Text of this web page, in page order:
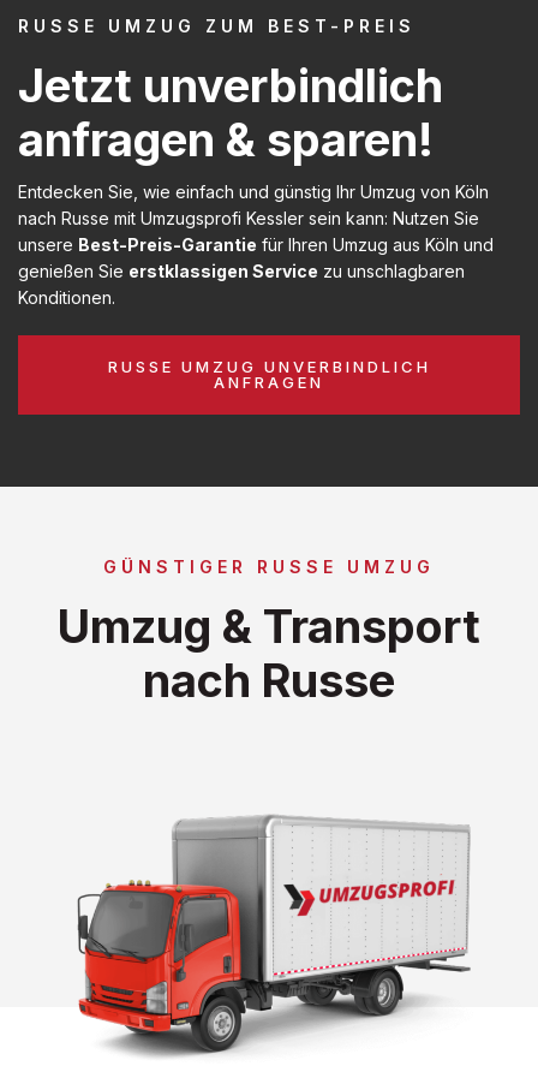
RUSSE UMZUG ZUM BEST-PREIS
Jetzt unverbindlich
anfragen & sparen!
Entdecken Sie, wie einfach und günstig Ihr Umzug von Köln
nach Russe mit Umzugsprofi Kessler sein kann: Nutzen Sie
unsere Best-Preis-Garantie für Ihren Umzug aus Köln und
genießen Sie erstklassigen Service zu unschlagbaren
Konditionen.
RUSSE UMZUG UNVERBINDLICH
ANFRAGEN
GÜNSTIGER RUSSE UMZUG
Umzug & Transport
nach Russe